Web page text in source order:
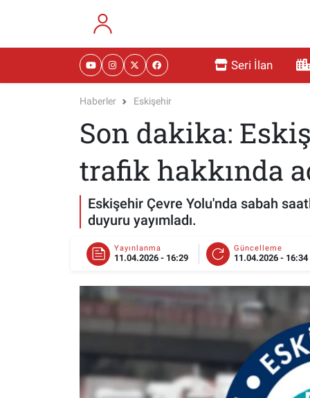
Seri İlan
Haberler Eskişehir
Son dakika:
trafik hakkında
Eskişehir Çevre Yolu'nda sabah
duyuru yayımladı.
Yayınlanma
11.04.2026 - 16:29
Güncelleme
11.04.2026 - 16:34
RESMİ İLANLAR
MAGAZİN
TEKNOLOJİ
ESKİŞEHİR NÖBETÇİ ECZANELER
Eskişehir Haber İçerikleri
Eskişehir Nöbetçi Eczaneler
Eskişehir Namaz Vakitleri
Eskişehir Trafik Yoğunluk Haritası
Süper Lig Puan Durumu ve Fikstür
Tüm Manşetler
Son Dakika Haberleri
Haber Arşivi